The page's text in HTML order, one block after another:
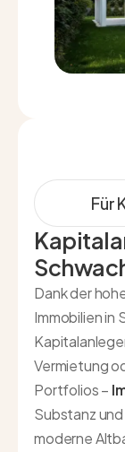
Für
Dank der
Immobilien in
Vermietung
Portfolios –
Substanz
moderne